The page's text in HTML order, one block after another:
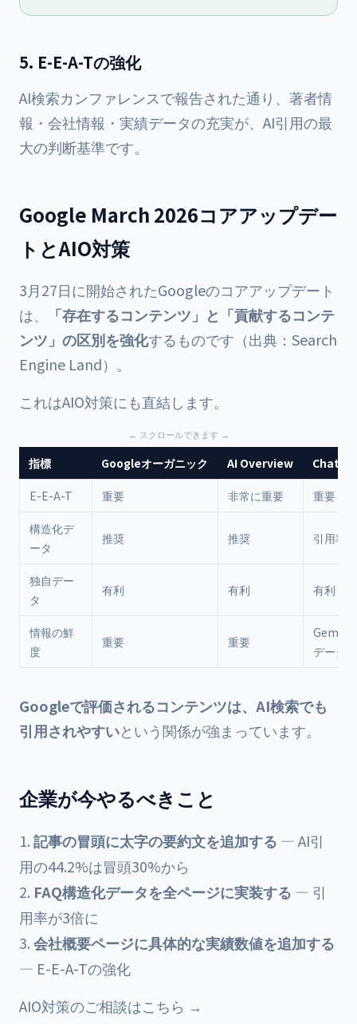
5. E-E-A-Tの強化
AI検索カンファレンスで報告された通り 、著者情
報・会社情報・実績データの充実が、AI引用の最
大の判断基準です。
Google March 2026コアアップデー
トとAIO対策
3月27日に開始されたGoogleのコアアップデート
は、
「存在するコンテンツ」と「貢献するコンテ
ンツ」の区別を強化するものです（出典： Search
Engine Land）。
これはAIO対策にも直結します。
指標 Googleオーガニック AI Overview
E-E-A-T 重要 非常に重要 重要
構造化デ
ータ
推奨 推奨 引用率3
独自デー
タ
有利 有利 有利
情報の鮮
度
重要 重要
Gemini
データ
Googleで評価されるコンテンツは、AI検索でも
引用されやすいという関係が強まっています。
企業が今やるべきこと
記事の冒頭に太字の要約文を追加する — AI引
用の44.2%は冒頭30%から
FAQ構造化データを全ページに実装する — 引
用率が3倍に
会社概要ページに具体的な実績数値を追加する
— E-E-A-Tの強化
AIO対策のご相談はこちら →